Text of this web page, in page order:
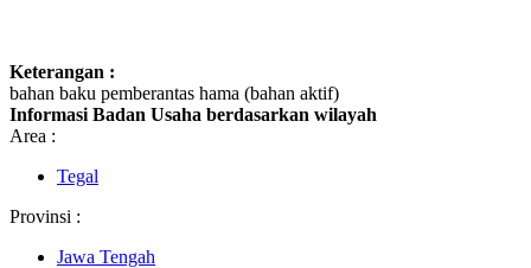
Keterangan :
bahan baku pemberantas hama (bahan aktif)
Informasi Badan Usaha berdasarkan wilayah
Area :
Tegal
Provinsi :
Jawa Tengah